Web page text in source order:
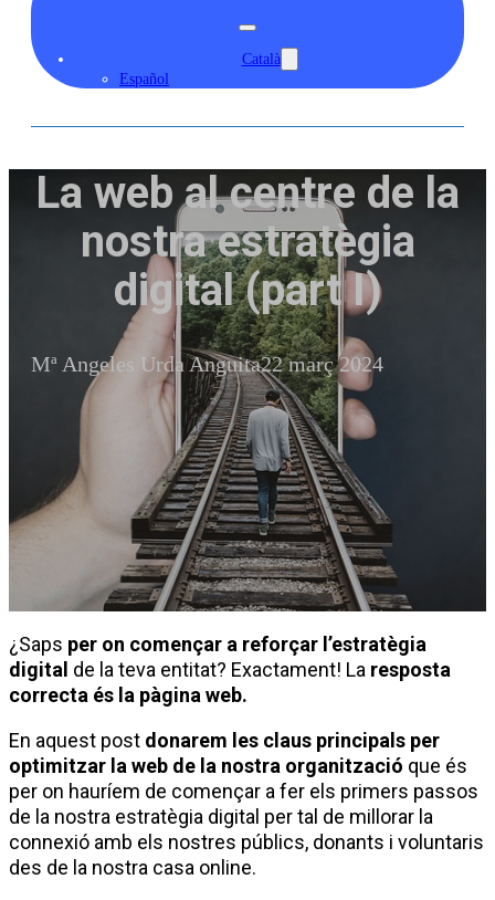
Català
Español
La web al centre de la
nostra estratègia
digital (part I)
Mª Angeles Urda Anguita22 març 2024
¿Saps per on començar a reforçar l’estratègia
digital de la teva entitat? Exactament! La resposta
correcta és la pàgina web.
En aquest post donarem les claus principals per
optimitzar la web de la nostra organització que és
per on hauríem de començar a fer els primers passos
de la nostra estratègia digital per tal de millorar la
connexió amb els nostres públics, donants i voluntaris
des de la nostra casa online.